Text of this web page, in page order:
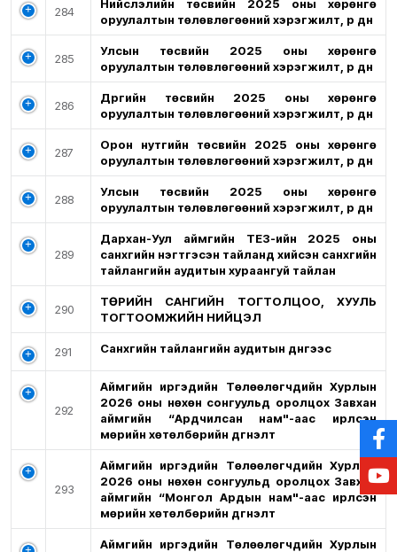
284
Нийслэлийн төсвийн 2025 оны хөрөнгө
оруулалтын төлөвлөгөөний хэрэгжилт, үр дүн
285
Улсын төсвийн 2025 оны хөрөнгө
оруулалтын төлөвлөгөөний хэрэгжилт, үр дүн
286
Дүүргийн төсвийн 2025 оны хөрөнгө
оруулалтын төлөвлөгөөний хэрэгжилт, үр дүн
287
Орон нутгийн төсвийн 2025 оны хөрөнгө
оруулалтын төлөвлөгөөний хэрэгжилт, үр дүн
288
Улсын төсвийн 2025 оны хөрөнгө
оруулалтын төлөвлөгөөний хэрэгжилт, үр дүн
289
Дархан-Уул аймгийн ТЕЗ-ийн 2025 оны
санхүүгийн нэгтгэсэн тайланд хийсэн санхүүгийн
тайлангийн аудитын хураангуй тайлан
290
ТӨРИЙН САНГИЙН ТОГТОЛЦОО, ХУУЛЬ
ТОГТООМЖИЙН НИЙЦЭЛ
291 Санхүүгийн тайлангийн аудитын дүнгээс
292
Аймгийн иргэдийн Төлөөлөгчдийн Хурлын
2026 оны нөхөн сонгуульд оролцох Завхан
аймгийн “Ардчилсан нам"-аас ирүүлсэн
мөрийн хөтөлбөрийн дүгнэлт
293
Аймгийн иргэдийн Төлөөлөгчдийн Хурлын
2026 оны нөхөн сонгуульд оролцох Завхан
аймгийн “Монгол Ардын нам"-аас ирүүлсэн
мөрийн хөтөлбөрийн дүгнэлт
Аймгийн иргэдийн Төлөөлөгчдийн Хурлын